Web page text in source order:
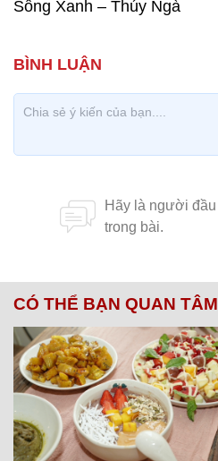
Sông Xanh – Thúy Ngà
CÓ THỂ BẠN QUAN TÂM